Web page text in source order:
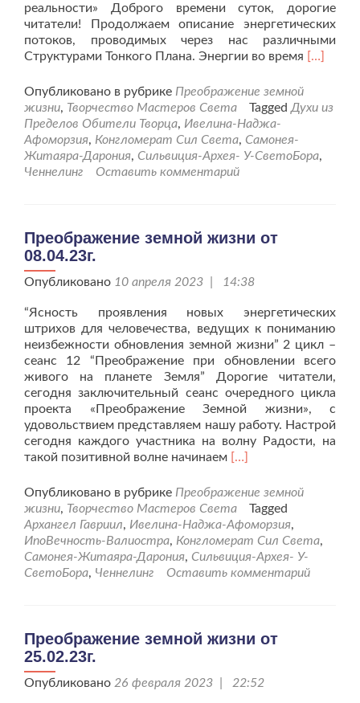
реальности» Доброго времени суток, дорогие
читатели! Продолжаем описание энергетических
потоков, проводимых через нас различными
Структурами Тонкого Плана. Энергии во время Читать
земной
[…]
Опубликовано в рубрике Преображение земной
жизни, Творчество Мастеров Света TaggedДухи из
Пределов Обители Творца, Ивелина-Наджа-
Афоморзия, Конгломерат Сил Света, Самонея-
Житаяра-Дарония, Сильвиция-Архея- У-СветоБора,
Ченнелинг
Оставить комментарий
Преображение земной жизни от
08.04.23г.
Опубликовано 10 апреля 2023 | 14:38
“Ясность проявления новых энергетических
штрихов для человечества, ведущих к пониманию
неизбежности обновления земной жизни” 2 цикл –
сеанс 12 “Преображение при обновлении всего
живого на планете Земля” Дорогие читатели,
сегодня заключительный сеанс очередного цикла
проекта «Преображение Земной жизни», с
удовольствием представляем нашу работу. Настрой
сегодня каждого участника на волну Радости, на
такой позитивной волне начинаем Читать
проПреображение
земной
жизни
от
08.04.23г.
[…]
Опубликовано в рубрике Преображение земной
жизни, Творчество Мастеров Света
Tagged
Архангел Гавриил, Ивелина-Наджа-Афоморзия,
ИпоВечность-Валиостра, Конгломерат Сил Света,
Самонея-Житаяра-Дарония, Сильвиция-Архея- У-
СветоБора, Ченнелинг Оставить комментарий
Преображение земной жизни от
25.02.23г.
Опубликовано 26 февраля 2023 | 22:52